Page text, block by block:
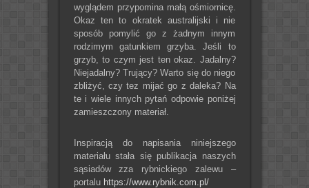
wyglądem przypomina małą ośmiornicę.
Okaz ten to okratek australijski i nie
sposób pomylić go z żadnym innym
rodzimym gatunkiem grzyba. Jeśli to
grzyb, to czym jest ten okaz. Jadalny?
Niejadalny? Trujący? Warto się do niego
zbliżyć, czy tez mijać go z daleka? Na
te i wiele innych pytań odpowie poniżej
zamieszczony materiał.
Inspiracją do napisania niniejszego
materiału stała się publikacja naszych
sąsiadów zza rybnickiego zalewu –
portalu https://www.rybnik.com.pl/